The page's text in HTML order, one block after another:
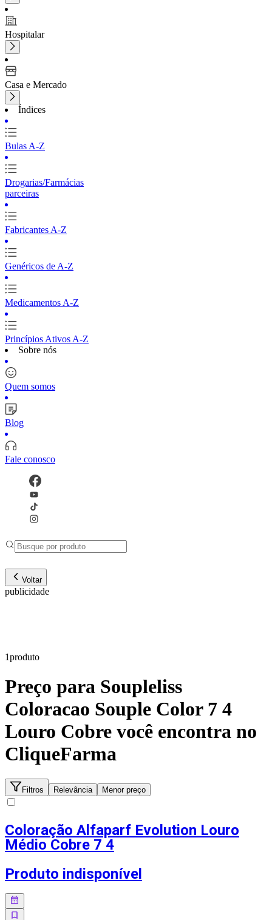
Hospitalar
Casa e Mercado
Índices
Bulas A-Z
Drogarias/Farmácias
parceiras
Fabricantes A-Z
Genéricos de A-Z
Medicamentos A-Z
Princípios Ativos A-Z
Sobre nós
Quem somos
Blog
Fale conosco
Voltar
publicidade
1produto
Preço para Soupleliss
Coloracao Souple Color 7 4
Louro Cobre você encontra no
CliqueFarma
Filtros Relevância Menor preço
Coloração Alfaparf Evolution Louro
Médio Cobre 7 4
Produto indisponível